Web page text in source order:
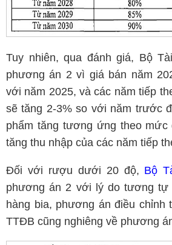
Tuy nhiên, qua đánh giá, Bộ
phương án 2 vì giá bán năm
với năm 2025, và các năm tiếp
sẽ tăng 2-3% so với năm trước
phẩm tăng tương ứng theo mức
tăng thu nhập của các năm tiếp
Đối với rượu dưới 20 độ, Bộ
phương án 2 với lý do tương tự
hàng bia, phương án điều chỉnh
TTĐB cũng nghiêng về phương